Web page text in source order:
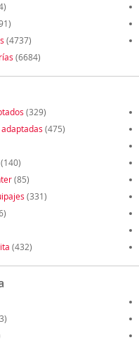
(4737)
(6684)
(329)
(475)
(85)
(331)
(432)